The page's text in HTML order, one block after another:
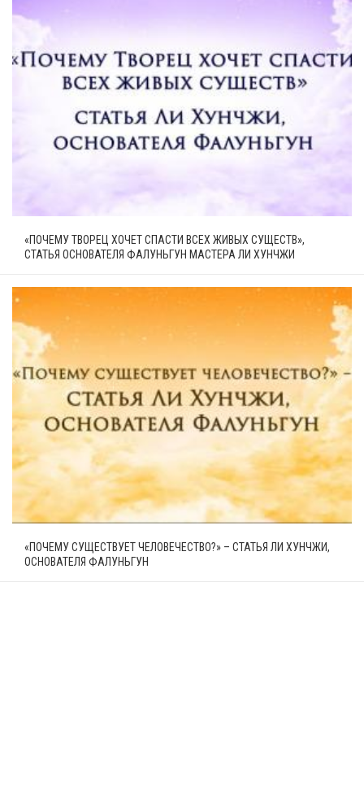
«ПОЧЕМУ ТВОРЕЦ ХОЧЕТ СПАСТИ ВСЕХ ЖИВЫХ СУЩЕСТВ»,
СТАТЬЯ ОСНОВАТЕЛЯ ФАЛУНЬГУН МАСТЕРА ЛИ ХУНЧЖИ
«ПОЧЕМУ СУЩЕСТВУЕТ ЧЕЛОВЕЧЕСТВО?» – СТАТЬЯ ЛИ ХУНЧЖИ,
ОСНОВАТЕЛЯ ФАЛУНЬГУН